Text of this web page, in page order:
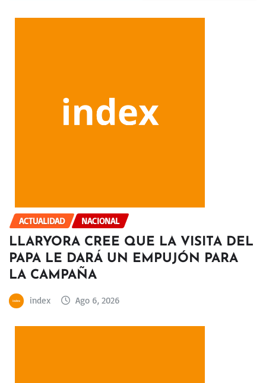
ACTUALIDAD NACIONAL
LLARYORA CREE QUE LA VISITA DEL
PAPA LE DARÁ UN EMPUJÓN PARA
LA CAMPAÑA
index Ago 6, 2026